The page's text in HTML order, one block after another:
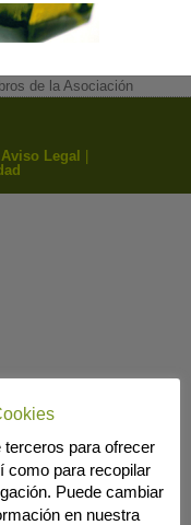
de la Asociación
Aviso Legal
para ofrecer
como para recopilar
Puede cambiar
en nuestra